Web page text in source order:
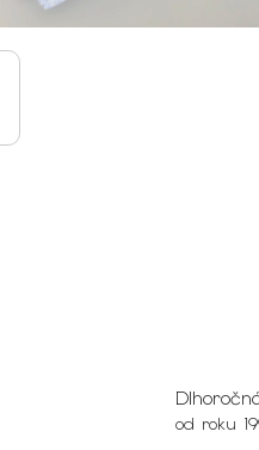
od roku